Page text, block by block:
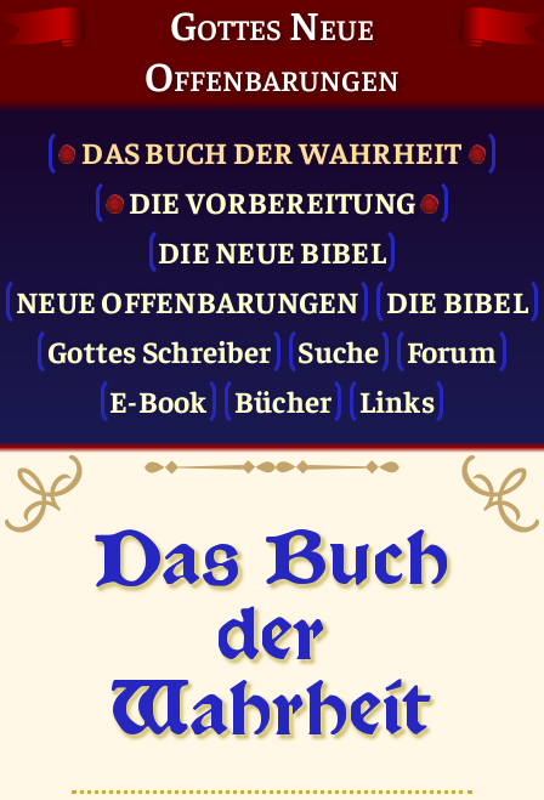
Gottes Neue
Offenbarungen
DAS BUCH DER WAHRHEIT
DIE VOR­BEREITUNG
DIE NEUE BIBEL
NEUE OFFENBARUNGEN
DIE BIBEL
Gottes Schreiber
Suche
Forum
E-Book
Bücher Links
Das Buch
der
Wahrheit